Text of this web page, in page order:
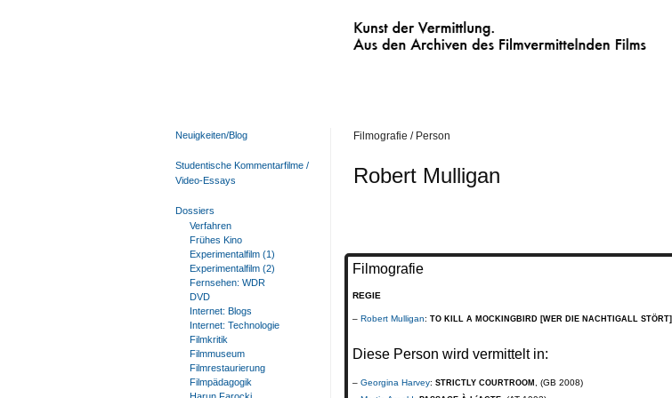
Kunst der Vermittlung.
Aus den Archiven des Filmvermittelnden Films
Neuigkeiten/Blog
Studentische Kommentarfilme /
Video-Essays
Dossiers
Verfahren
Frühes Kino
Experimentalfilm (1)
Experimentalfilm (2)
Fernsehen: WDR
DVD
Internet: Blogs
Internet: Technologie
Filmkritik
Filmmuseum
Filmrestaurierung
Filmpädagogik
Filmografie / Person
Robert Mulligan
Filmografie
REGIE
Robert Mulligan: TO KILL A MOCKINGBIRD [WER DIE NACHTIGALL STÖRT]
Diese Person wird vermittelt in:
Georgina Harvey: STRICTLY COURTROOM
, (GB 2008)